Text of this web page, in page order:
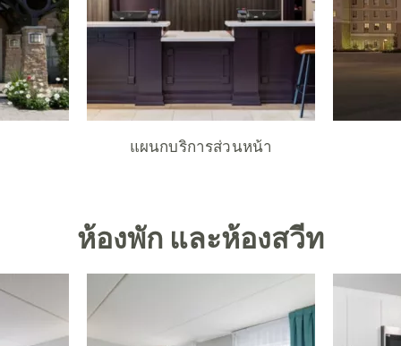
แผนกบริการส่วนหน้า
ห้องพัก และห้องสวีท